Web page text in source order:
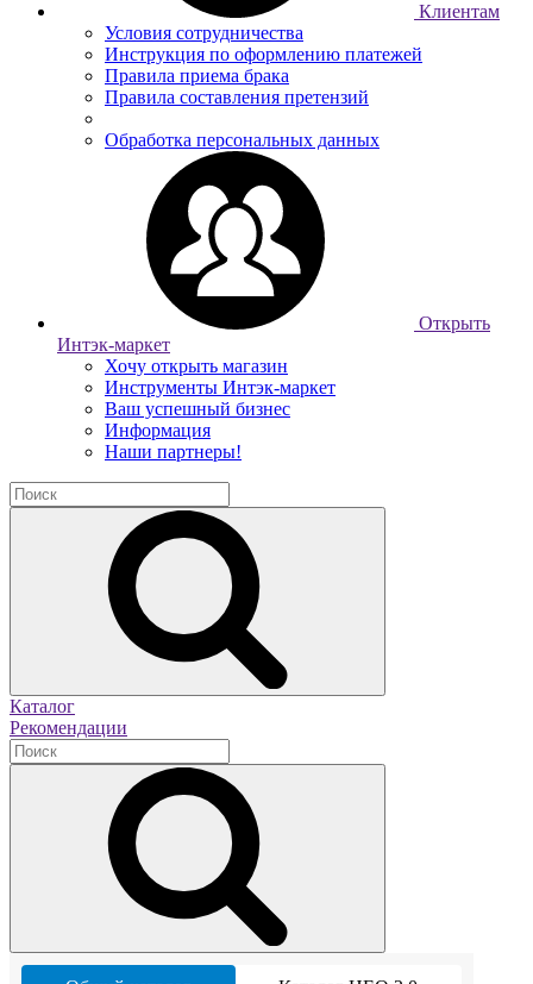
Клиентам
Условия сотрудничества
Инструкция по оформлению платежей
Правила приема брака
Правила составления претензий
Обработка персональных данных
Открыть
Интэк-маркет
Хочу открыть магазин
Инструменты Интэк-маркет
Ваш успешный бизнес
Информация
Наши партнеры!
Каталог
Рекомендации